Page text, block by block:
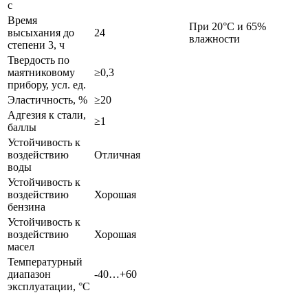
с
Время
высыхания до
степени 3, ч
24
При 20°С и 65%
влажности
Твердость по
маятниковому
прибору, усл. ед.
≥0,3
Эластичность, % ≥20
Адгезия к стали,
баллы
≥1
Устойчивость к
воздействию
воды
Отличная
Устойчивость к
воздействию
бензина
Хорошая
Устойчивость к
воздействию
масел
Хорошая
Температурный
диапазон
эксплуатации, °С
-40…+60